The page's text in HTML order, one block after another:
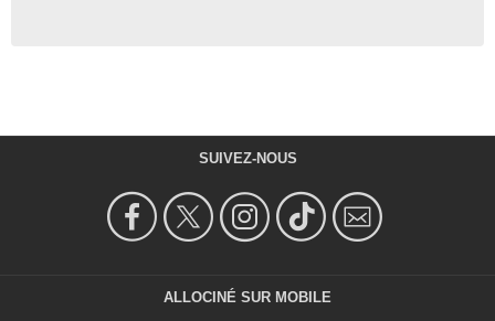
SUIVEZ-NOUS
ALLOCINÉ SUR MOBILE